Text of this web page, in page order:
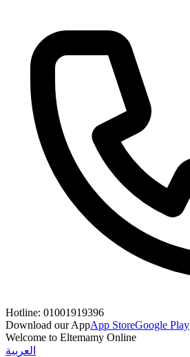
Hotline: 01001919396
Download our AppApp StoreGoogle Play
Welcome to Eltemamy Online
العربية